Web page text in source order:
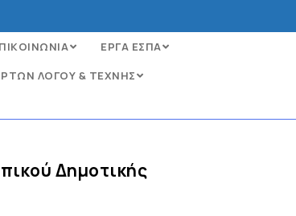
ΕΡΓΑ ΕΣΠΑ
ΛΟΓΟΥ & ΤΕΧΝΗΣ
Δημοτικής